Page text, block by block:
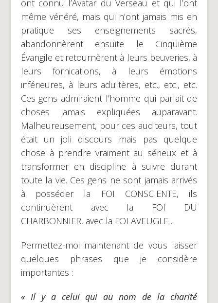
ont connu l’Avatar du Verseau et qui l’ont
même vénéré, mais qui n’ont jamais mis en
pratique ses enseignements sacrés,
abandonnèrent ensuite le Cinquième
Évangile et retournèrent à leurs beuveries, à
leurs fornications, à leurs émotions
inférieures, à leurs adultères, etc., etc., etc.
Ces gens admiraient l’homme qui parlait de
choses jamais expliquées auparavant.
Malheureusement, pour ces auditeurs, tout
était un joli discours mais pas quelque
chose à prendre vraiment au sérieux et à
transformer en discipline à suivre durant
toute la vie. Ces gens ne sont jamais arrivés
à posséder la FOI CONSCIENTE, ils
continuèrent avec la FOI DU
CHARBONNIER, avec la FOI AVEUGLE…
Permettez-moi maintenant de vous laisser
quelques phrases que je considère
importantes :
« Il y a celui qui au nom de la charité